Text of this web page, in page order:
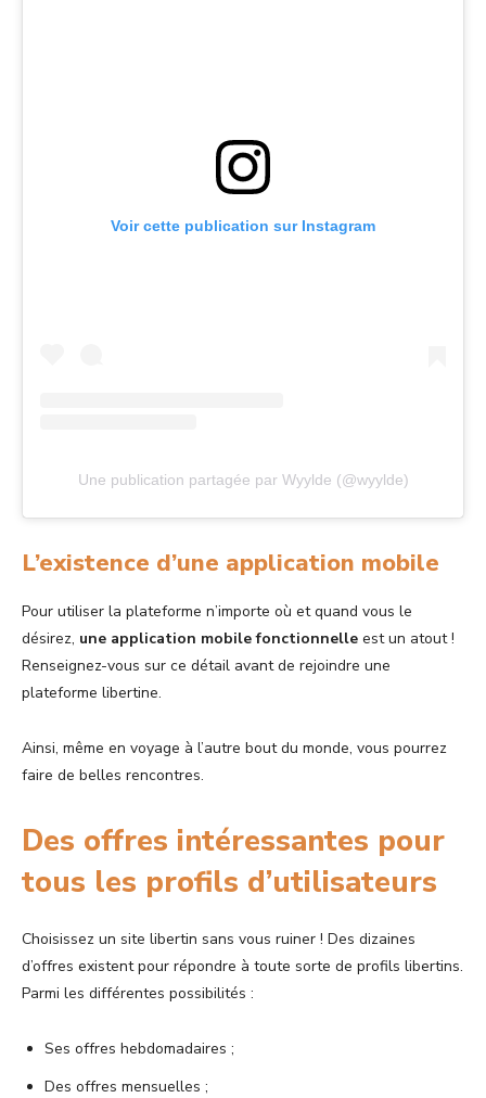
Voir cette publication sur Instagram
Une publication partagée par Wyylde (@wyylde)
L’existence d’une application mobile
Pour utiliser la plateforme n’importe où et quand vous le
désirez, une application mobile fonctionnelle est un atout !
Renseignez-vous sur ce détail avant de rejoindre une
plateforme libertine.
Ainsi, même en voyage à l’autre bout du monde, vous pourrez
faire de belles rencontres.
Des offres intéressantes pour
tous les profils d’utilisateurs
Choisissez un site libertin sans vous ruiner ! Des dizaines
d’offres existent pour répondre à toute sorte de profils libertins.
Parmi les différentes possibilités :
Ses offres hebdomadaires ;
Des offres mensuelles ;